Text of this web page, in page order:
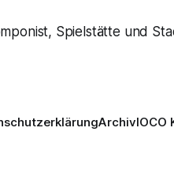
Spielstätte und
ArchivIOCO